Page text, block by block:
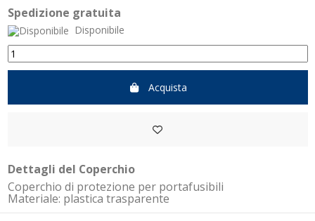
Spedizione gratuita
Disponibile
Acquista
Dettagli del Coperchio
Coperchio di protezione per portafusibili
Materiale: plastica trasparente